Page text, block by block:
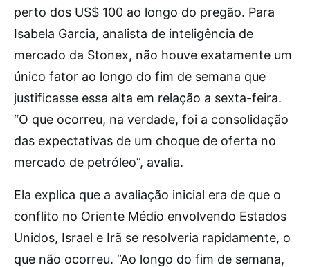
perto dos US$ 100 ao longo do pregão. Para
Isabela Garcia, analista de inteligência de
mercado da Stonex, não houve exatamente um
único fator ao longo do fim de semana que
justificasse essa alta em relação a sexta-feira.
“O que ocorreu, na verdade, foi a consolidação
das expectativas de um choque de oferta no
mercado de petróleo”, avalia.
Ela explica que a avaliação inicial era de que o
conflito no Oriente Médio envolvendo Estados
Unidos, Israel e Irã se resolveria rapidamente, o
que não ocorreu. “Ao longo do fim de semana,